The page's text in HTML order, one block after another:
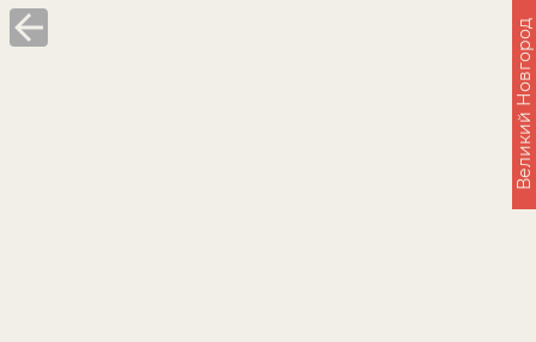
Великий Новгород